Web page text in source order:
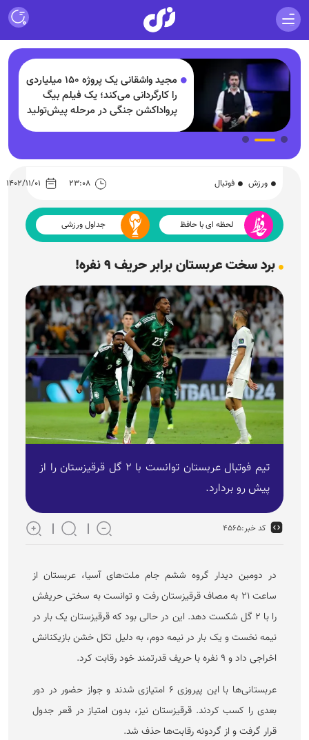
مجید واشقانی یک پروژه ۱۵۰ میلیاردی
را کارگردانی می‌کند؛ یک فیلم بیگ
پرواداکشن جنگی در مرحله پیش‌تولید
ورزش فوتبال ۲۳:۰۸ ۱۴۰۲/۱۱/۰۱
لحظه ای با حافظ جداول ورزشی
برد سخت عربستان برابر حریف ۹ نفره!
تیم فوتبال عربستان توانست با ۲ گل قرقیزستان را از
پیش رو بردارد.
کد خبر:۴۵۶۵
در دومین دیدار گروه ششم جام ملت‌های آسیا، عربستان از
ساعت ۲۱ به مصاف قرقیزستان رفت و توانست به سختی حریفش
را با ۲ گل شکست دهد. این در حالی بود که قرقیزستان یک بار در
نیمه نخست و یک بار در نیمه دوم، به دلیل تکل خشن بازیکنانش
اخراجی داد و ۹ نفره با حریف قدرتمند خود رقابت کرد.
عربستانی‌ها با این پیروزی ۶ امتیازی شدند و جواز حضور در دور
بعدی را کسب کردند. قرقیزستان نیز، بدون امتیاز در قعر جدول
قرار گرفت و از گردونه رقابت‌ها حذف شد.